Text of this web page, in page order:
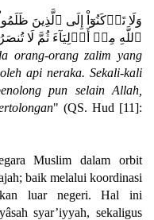
وَلَا تَرۡكَنُوٓاْ إِلَى ٱلَّذِينَ
ٱللَّهِ مِنۡ أَوۡلِيَآءَ ثُمَّ لَا
orang-orang zalim yang
api neraka. Sekali-kali
pun selain Allah,
" (QS. Hud [11]:
Muslim dalam orbit
baik melalui koordinasi
luar negeri. Hal ini
syar’iyyah, sekaligus